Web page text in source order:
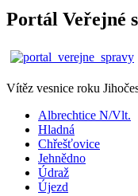
Portál Veřejné
Vítěz vesnice roku
Albrechtice N/Vlt.
Hladná
Chřešťovice
Jehnědno
Údraž
Újezd